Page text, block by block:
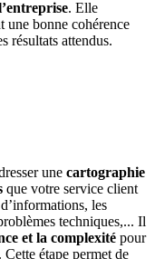
. Elle
une bonne cohérence
résultats attendus.
une cartographie
que votre service client
les
techniques,... Il
et la complexité pour
étape permet de